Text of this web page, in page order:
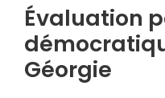
Évaluation
Géorgie